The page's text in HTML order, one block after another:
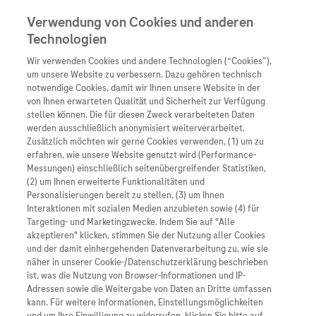
Unternehmen
Übersicht
Wer wir sind
Was uns antreibt
Unsere Standorte
Roche Stories
Events
Innovation
Übersicht
Forschung
Personalisierte
Digitalisierung
Blog Zukunftslabor
Übersicht
Unser Service für
Informationen zu
Diagnostik ist
Klinische Studien
Arzneimittel
Übersicht
Arzneimittel A-Z
Roche Pipeline
Roche Fachportal
Diagnostik
Kontakt
Presse
Karriere
Verwendung von Cookies und anderen
Technologien
Wir verwenden Cookies und andere Technologien (“Cookies”),
um unsere Website zu verbessern. Dazu gehören technisch
notwendige Cookies, damit wir Ihnen unsere Website in der
von Ihnen erwarteten Qualität und Sicherheit zur Verfügung
stellen können. Die für diesen Zweck verarbeiteten Daten
werden ausschließlich anonymisiert weiterverarbeitet.
Zusätzlich möchten wir gerne Cookies verwenden, (1) um zu
erfahren, wie unsere Website genutzt wird (Performance-
Messungen) einschließlich seitenübergreifender Statistiken,
(2) um Ihnen erweiterte Funktionalitäten und
Personalisierungen bereit zu stellen, (3) um Ihnen
Interaktionen mit sozialen Medien anzubieten sowie (4) für
Targeting- und Marketingzwecke. Indem Sie auf "Alle
akzeptieren" klicken, stimmen Sie der Nutzung aller Cookies
und der damit einhergehenden Datenverarbeitung zu, wie sie
näher in unserer Cookie-/Datenschutzerklärung beschrieben
ist, was die Nutzung von Browser-Informationen und IP-
Adressen sowie die Weitergabe von Daten an Dritte umfassen
kann. Für weitere Informationen, Einstellungsmöglichkeiten